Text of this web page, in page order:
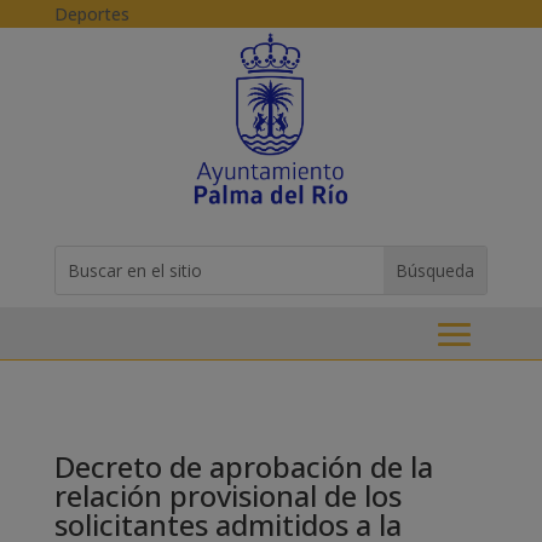
Skip to content
Deportes
for...
Decreto de aprobación de la
relación provisional de los
solicitantes admitidos a la